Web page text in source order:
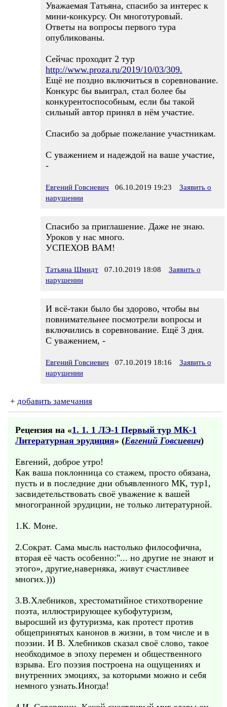
Уважаемая Татьяна, спасибо за интерес к
мини-конкурсу. Он многотуровый.
Ответы на вопросы первого тура
опубликованы.
Сейчас проходит 2 тур
http://www.proza.ru/2019/10/03/309.
Ещё не поздно включиться в соревнование.
Конкурс бы выиграл, стал более бы
конкурентоспособным, если бы такой
сильный автор принял в нём участие.
Спасибо за добрые пожелание участникам.
С уважением и надеждой на ваше участие,
-
Евгений Говсиевич 06.10.2019 19:23
Заявить о
нарушении
Спасибо за приглашение. Даже не знаю.
Уроков у нас много.
УСПЕХОВ ВАМ!
Татьяна Шмидт 07.10.2019 18:08
Заявить о
нарушении
И всё-таки было бы здорово, чтобы вы
повнимательнее посмотрели вопросы и
включились в соревнование. Ещё 3 дня.
С уважением, -
Евгений Говсиевич 07.10.2019 18:16
Заявить о
нарушении
+ добавить замечания
Рецензия на «1. 1. 1 ЛЭ-1 Первый тур МК-1
Литературная эрудиция» (Евгений Говсиевич)
Евгений, доброе утро!
Как ваша поклонница со стажем, просто обязана,
пусть и в последние дни объявленного МК, тур1,
засвидетельствовать своё уважение к вашей
многогранной эрудиции, не только литературной.
1.К. Моне.
2.Сократ. Сама мысль настолько философична,
вторая её часть особенно:"... но другие не знают и
этого», другие,наверняка, живут счастливее
многих.)))
3.В.Хлебников, хрестоматийное стихотворение
поэта, иллюстрирующее кубофутуризм,
выросший из футуризма, как протест против
общепринятых канонов в жизни, в том числе и в
поэзии. И В. Хлебников сказал своё слово, такое
необходимое в эпоху перемен и общественного
взрыва. Его поэзия построена на ощущениях и
внутренних эмоциях, за которыми можно и себя
немного узнать.Иногда!